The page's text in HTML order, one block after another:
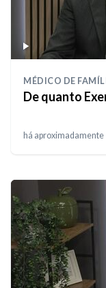
MÉDICO DE
De quanto
há aproximadamente